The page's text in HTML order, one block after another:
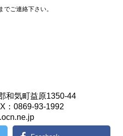
ご連絡下さい。
和気町益原1350-44
：0869-93-1992